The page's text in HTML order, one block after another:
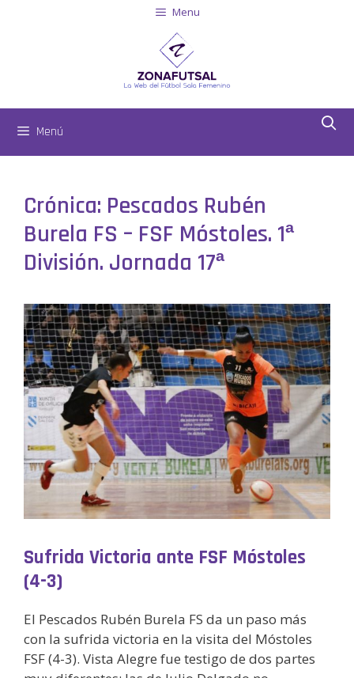
Menu
Menú
Crónica: Pescados Rubén
Burela FS – FSF Móstoles. 1ª
División. Jornada 17ª
Sufrida Victoria ante FSF Móstoles
(4-3)
El Pescados Rubén Burela FS da un paso más
con la sufrida victoria en la visita del Móstoles
FSF (4-3). Vista Alegre fue testigo de dos partes